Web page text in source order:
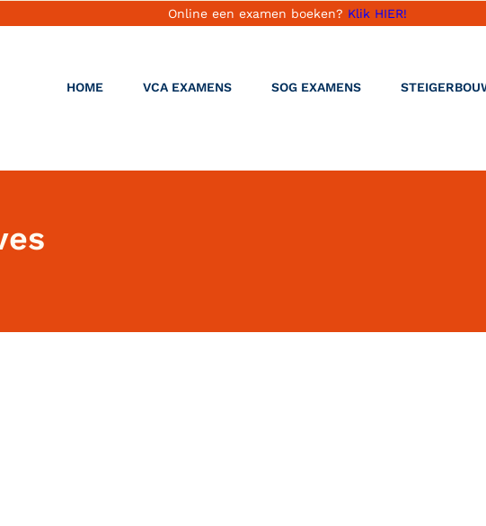
Online een examen boeken? Klik HIER!
HOME VCA EXAMENS SOG EXAMENS